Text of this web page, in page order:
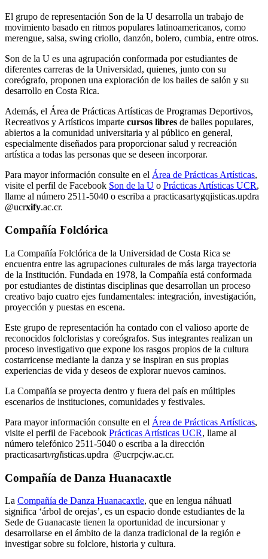
El grupo de representación Son de la U desarrolla un trabajo de
movimiento basado en ritmos populares latinoamericanos, como
merengue, salsa, swing criollo, danzón, bolero, cumbia, entre otros.
Son de la U es una agrupación conformada por estudiantes de
diferentes carreras de la Universidad, quienes, junto con su
coreógrafo, proponen una exploración de los bailes de salón y su
desarrollo en Costa Rica.
Además, el Área de Prácticas Artísticas de Programas Deportivos,
Recreativos y Artísticos imparte cursos libres de bailes populares,
abiertos a la comunidad universitaria y al público en general,
especialmente diseñados para proporcionar salud y recreación
artística a todas las personas que se deseen incorporar.
Para mayor información consulte en el Área de Prácticas Artísticas,
visite el perfil de Facebook Son de la U o Prácticas Artísticas UCR,
llame al número 2511-5040 o escriba a practicasartygqjisticas.updra
@ucrxify.ac.cr.
Compañía Folclórica
La Compañía Folclórica de la Universidad de Costa Rica se
encuentra entre las agrupaciones culturales de más larga trayectoria
de la Institución. Fundada en 1978, la Compañía está conformada
por estudiantes de distintas disciplinas que desarrollan un proceso
creativo bajo cuatro ejes fundamentales: integración, investigación,
proyección y puestas en escena.
Este grupo de representación ha contado con el valioso aporte de
reconocidos folcloristas y coreógrafos. Sus integrantes realizan un
proceso investigativo que expone los rasgos propios de la cultura
costarricense mediante la danza y se inspiran en sus propias
experiencias de vida y deseos de explorar nuevos caminos.
La Compañía se proyecta dentro y fuera del país en múltiples
escenarios de instituciones, comunidades y festivales.
Para mayor información consulte en el Área de Prácticas Artísticas,
visite el perfil de Facebook Prácticas Artísticas UCR, llame al
número telefónico 2511-5040 o escriba a la dirección
practicasartvrglisticas.updra @ucrpcjw.ac.cr.
Compañía de Danza Huanacaxtle
La Compañía de Danza Huanacaxtle, que en lengua náhuatl
significa ‘árbol de orejas’, es un espacio donde estudiantes de la
Sede de Guanacaste tienen la oportunidad de incursionar y
desarrollarse en el ámbito de la danza tradicional de la región e
investigar sobre su folclore, historia y cultura.